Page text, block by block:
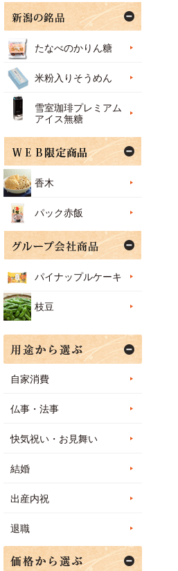
たなべのかりん糖
米粉入りそうめん
雪室珈琲プレミアム
アイス無糖
香木
パック赤飯
パイナップルケーキ
枝豆
自家消費
仏事・法事
快気祝い・お見舞い
結婚
出産内祝
退職